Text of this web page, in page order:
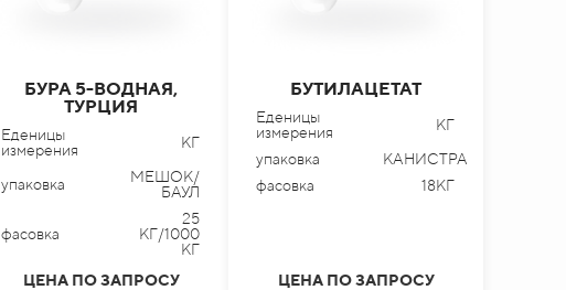
БУРА 5-ВОДНАЯ,
ТУРЦИЯ
Еденицы
измерения
КГ
упаковка
МЕШОК/
БАУЛ
фасовка
25
КГ/1000
КГ
ЦЕНА ПО ЗАПРОСУ
БУТИЛАЦЕТАТ
Еденицы
измерения
КГ
упаковка
КАНИСТРА
фасовка
18КГ
ЦЕНА ПО ЗАПРОСУ